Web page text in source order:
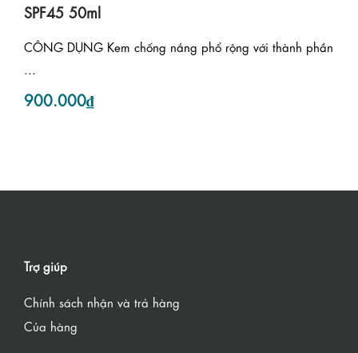
SPF45 50ml
CÔNG DỤNG Kem chống nắng phổ rộng với thành phần
900.000₫
Trợ giúp
Chính sách nhận và trả hàng
Của hàng